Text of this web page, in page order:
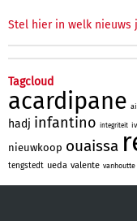
Stel hier in welk nieuws
Tagcloud
acardipane
hadj infantino integriteit
nieuwkoop ouaissa
tengstedt ueda valente vanhoutte